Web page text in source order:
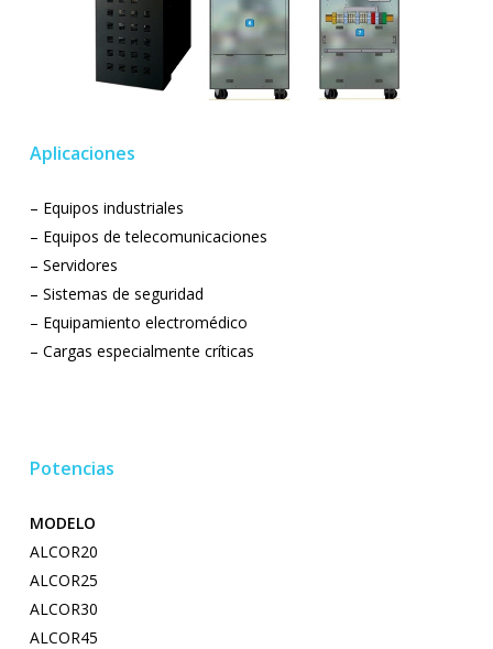
Aplicaciones
– Equipos industriales
– Equipos de telecomunicaciones
– Servidores
– Sistemas de seguridad
– Equipamiento electromédico
– Cargas especialmente críticas
Potencias
MODELO
ALCOR20
ALCOR25
ALCOR30
ALCOR45